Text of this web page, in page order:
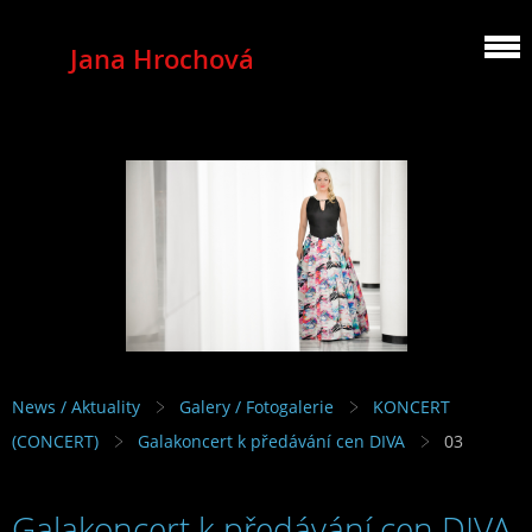
Jana Hrochová
MEZZOSOPRANO
News / Aktuality Galery / Fotogalerie
KONCERT
(CONCERT)
Galakoncert k předávání cen DIVA 03